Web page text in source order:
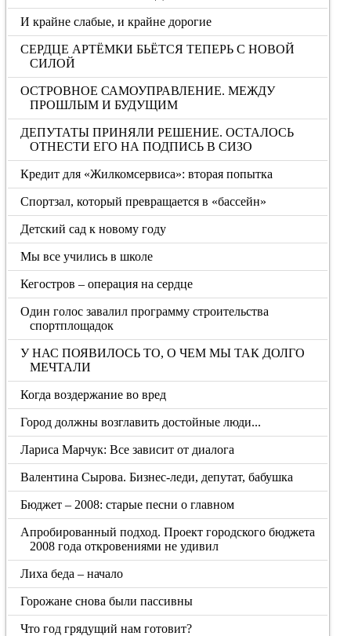
И крайне слабые, и крайне дорогие
СЕРДЦЕ АРТЁМКИ БЬЁТСЯ ТЕПЕРЬ С НОВОЙ
СИЛОЙ
ОСТРОВНОЕ САМОУПРАВЛЕНИЕ. МЕЖДУ
ПРОШЛЫМ И БУДУЩИМ
ДЕПУТАТЫ ПРИНЯЛИ РЕШЕНИЕ. ОСТАЛОСЬ
ОТНЕСТИ ЕГО НА ПОДПИСЬ В СИЗО
Кредит для «Жилкомсервиса»: вторая попытка
Спортзал, который превращается в «бассейн»
Детский сад к новому году
Мы все учились в школе
Кегостров – операция на сердце
Один голос завалил программу строительства
спортплощадок
У НАС ПОЯВИЛОСЬ ТО, О ЧЕМ МЫ ТАК ДОЛГО
МЕЧТАЛИ
Когда воздержание во вред
Город должны возглавить достойные люди...
Лариса Марчук: Все зависит от диалога
Валентина Сырова. Бизнес-леди, депутат, бабушка
Бюджет – 2008: старые песни о главном
Апробированный подход. Проект городского бюджета
2008 года откровениями не удивил
Лиха беда – начало
Горожане снова были пассивны
Что год грядущий нам готовит?